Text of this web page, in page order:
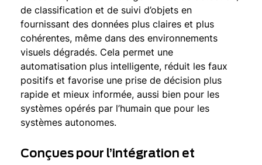
de classification et de suivi d’objets en
fournissant des données plus claires et plus
cohérentes, même dans des environnements
visuels dégradés. Cela permet une
automatisation plus intelligente, réduit les faux
positifs et favorise une prise de décision plus
rapide et mieux informée, aussi bien pour les
systèmes opérés par l’humain que pour les
systèmes autonomes.
Conçues pour l’intégration et